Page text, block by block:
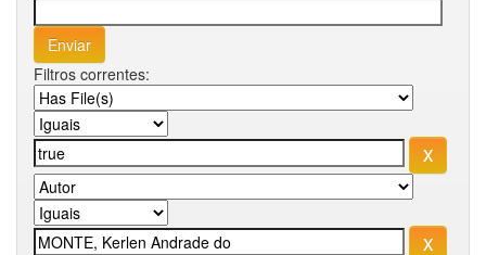
Filtros correntes: